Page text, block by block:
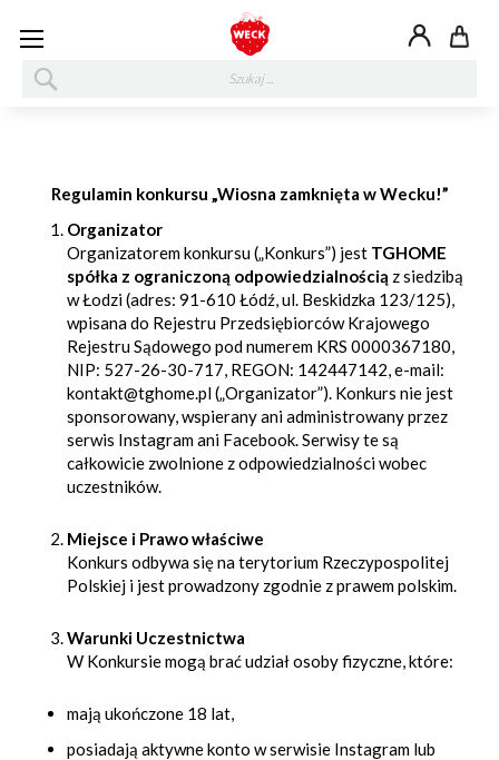
Regulamin konkursu „Wiosna zamknięta w Wecku!”
Organizator
Organizatorem konkursu („Konkurs”) jest TGHOME
spółka z ograniczoną odpowiedzialnością z siedzibą
w Łodzi (adres: 91-610 Łódź, ul. Beskidzka 123/125),
wpisana do Rejestru Przedsiębiorców Krajowego
Rejestru Sądowego pod numerem KRS 0000367180,
NIP: 527-26-30-717, REGON: 142447142, e-mail:
kontakt@tghome.pl („Organizator”). Konkurs nie jest
sponsorowany, wspierany ani administrowany przez
serwis Instagram ani Facebook. Serwisy te są
całkowicie zwolnione z odpowiedzialności wobec
uczestników.
Miejsce i Prawo właściwe
Konkurs odbywa się na terytorium Rzeczypospolitej
Polskiej i jest prowadzony zgodnie z prawem polskim.
Warunki Uczestnictwa
W Konkursie mogą brać udział osoby fizyczne, które:
mają ukończone 18 lat,
posiadają aktywne konto w serwisie Instagram lub